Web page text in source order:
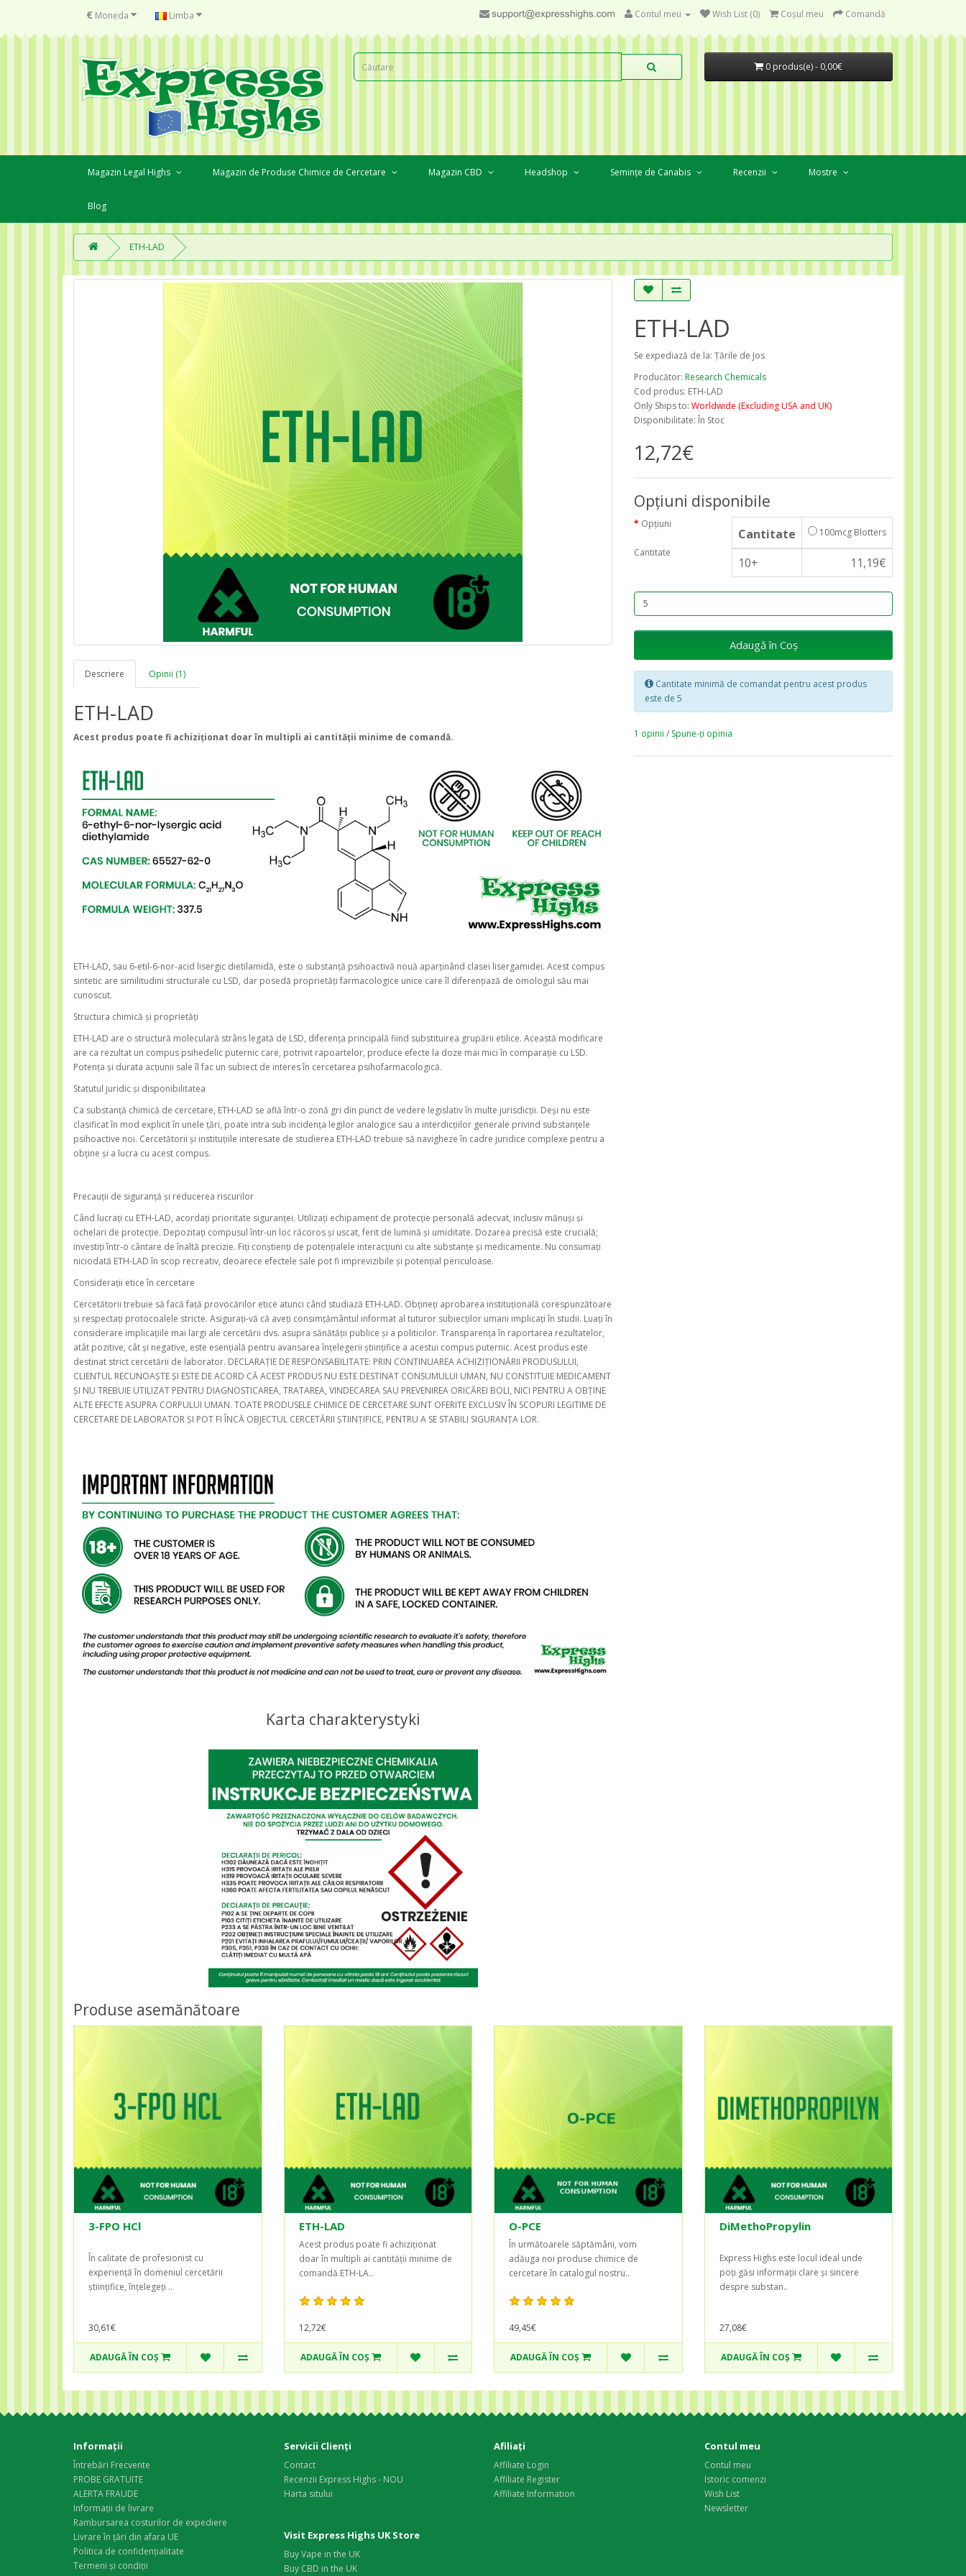
€ Moneda Limba Contul meu Wish List (0) Coşul meu Comandă
0 produs(e) - 0,00€
Magazin Legal Highs Magazin de Produse Chimice de Cercetare Magazin CBD Headshop Semințe de Canabis Recenzii Mostre
Blog
ETH-LAD
Descriere Opinii (1)
ETH-LAD
Acest produs poate fi achiziționat doar în multipli ai cantității minime de comandă.
ETH-LAD, sau 6-etil-6-nor-acid lisergic dietilamidă, este o substanță psihoactivă nouă aparținând clasei lisergamidei. Acest compus
sintetic are similitudini structurale cu LSD, dar posedă proprietăți farmacologice unice care îl diferențiază de omologul său mai
cunoscut.
Structura chimică și proprietăți
ETH-LAD are o structură moleculară strâns legată de LSD, diferența principală fiind substituirea grupării etilice. Această modificare
are ca rezultat un compus psihedelic puternic care, potrivit rapoartelor, produce efecte la doze mai mici în comparație cu LSD.
Potența și durata acțiunii sale îl fac un subiect de interes în cercetarea psihofarmacologică.
Statutul juridic și disponibilitatea
Ca substanță chimică de cercetare, ETH-LAD se află într-o zonă gri din punct de vedere legislativ în multe jurisdicții. Deși nu este
clasificat în mod explicit în unele țări, poate intra sub incidența legilor analogice sau a interdicțiilor generale privind substanțele
psihoactive noi. Cercetătorii și instituțiile interesate de studierea ETH-LAD trebuie să navigheze în cadre juridice complexe pentru a
obține și a lucra cu acest compus.
Precauții de siguranță și reducerea riscurilor
Când lucrați cu ETH-LAD, acordați prioritate siguranței. Utilizați echipament de protecție personală adecvat, inclusiv mănuși și
ochelari de protecție. Depozitați compusul într-un loc răcoros și uscat, ferit de lumină și umiditate. Dozarea precisă este crucială;
investiți într-o cântare de înaltă precizie. Fiți conștienți de potențialele interacțiuni cu alte substanțe și medicamente. Nu consumați
niciodată ETH-LAD în scop recreativ, deoarece efectele sale pot fi imprevizibile și potențial periculoase.
Considerații etice în cercetare
Cercetătorii trebuie să facă față provocărilor etice atunci când studiază ETH-LAD. Obțineți aprobarea instituțională corespunzătoare
și respectați protocoalele stricte. Asigurați-vă că aveți consimțământul informat al tuturor subiecților umani implicați în studii. Luați în
considerare implicațiile mai largi ale cercetării dvs. asupra sănătății publice și a politicilor. Transparența în raportarea rezultatelor,
atât pozitive, cât și negative, este esențială pentru avansarea înțelegerii științifice a acestui compus puternic. Acest produs este
destinat strict cercetării de laborator. DECLARAȚIE DE RESPONSABILITATE: PRIN CONTINUAREA ACHIZIȚIONĂRII PRODUSULUI,
CLIENTUL RECUNOAȘTE ȘI ESTE DE ACORD CĂ ACEST PRODUS NU ESTE DESTINAT CONSUMULUI UMAN, NU CONSTITUIE MEDICAMENT
ȘI NU TREBUIE UTILIZAT PENTRU DIAGNOSTICAREA, TRATAREA, VINDECAREA SAU PREVENIREA ORICĂREI BOLI, NICI PENTRU A OBȚINE
ALTE EFECTE ASUPRA CORPULUI UMAN. TOATE PRODUSELE CHIMICE DE CERCETARE SUNT OFERITE EXCLUSIV ÎN SCOPURI LEGITIME DE
CERCETARE DE LABORATOR ȘI POT FI ÎNCĂ OBJECTUL CERCETĂRII ȘTIINȚIFICE, PENTRU A SE STABILI SIGURANȚA LOR.
Karta charakterystyki
ETH-LAD
Se expediază de la: Țările de Jos
Producător: Research Chemicals
Cod produs: ETH-LAD
Only Ships to: Worldwide (Excluding USA and UK)
Disponibilitate: În Stoc
12,72€
Opţiuni disponibile
Opțiuni
Cantitate 100mcg Blotters
10+ 11,19€
Cantitate
Adaugă în Coş
Cantitate minimă de comandat pentru acest produs
este de 5
1 opinii / Spune-ţi opinia
Produse asemănătoare
3-FPO HCl
În calitate de profesionist cu
experiență în domeniul cercetării
științifice, înțelegeți ..
30,61€
ADAUGĂ ÎN COŞ
ETH-LAD
Acest produs poate fi achiziționat
doar în multipli ai cantității minime de
comandă.ETH-LA..
12,72€
ADAUGĂ ÎN COŞ
O-PCE
În următoarele săptămâni, vom
adăuga noi produse chimice de
cercetare în catalogul nostru..
49,45€
ADAUGĂ ÎN COŞ
DiMethoPropylin
Express Highs este locul ideal unde
poți găsi informații clare și sincere
despre substan..
27,08€
ADAUGĂ ÎN COŞ
Informaţii
Întrebări Frecvente
PROBE GRATUITE
ALERTA FRAUDE
Informații de livrare
Rambursarea costurilor de expediere
Livrare în țări din afara UE
Politica de confidențialitate
Termeni și condiții
Servicii Clienţi
Contact
Recenzii Express Highs - NOU
Harta sitului
Afiliaţi
Affiliate Login
Affiliate Register
Affiliate Information
Contul meu
Contul meu
Istoric comenzi
Wish List
Newsletter
Visit Express Highs UK Store
Buy Vape in the UK
Buy CBD in the UK